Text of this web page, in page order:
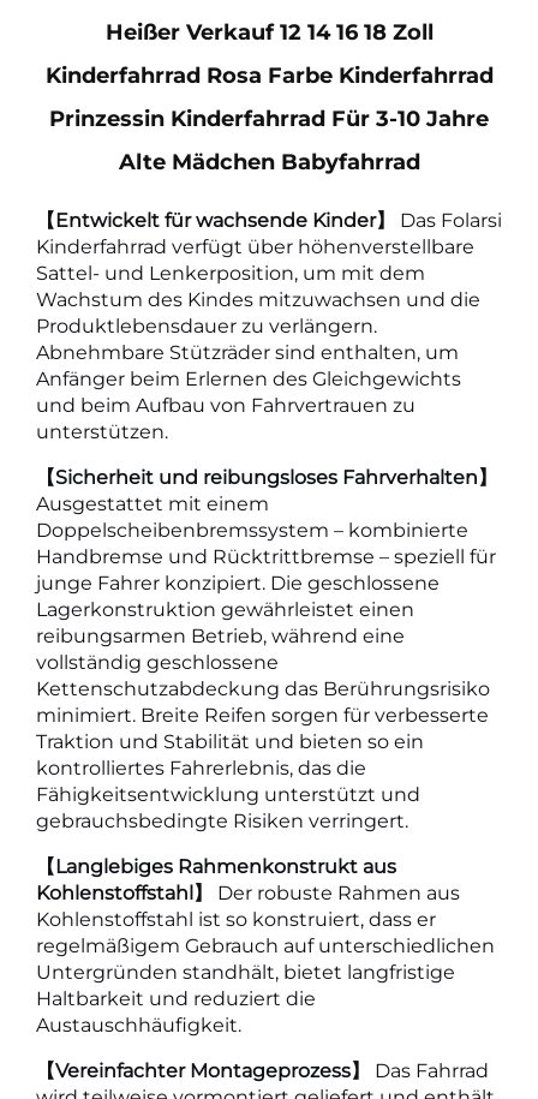
Heißer Verkauf 12 14 16 18 Zoll
Kinderfahrrad Rosa Farbe Kinderfahrrad
Prinzessin Kinderfahrrad Für 3-10 Jahre
Alte Mädchen Babyfahrrad
【Entwickelt für wachsende Kinder】 Das Folarsi
Kinderfahrrad verfügt über höhenverstellbare
Sattel- und Lenkerposition, um mit dem
Wachstum des Kindes mitzuwachsen und die
Produktlebensdauer zu verlängern.
Abnehmbare Stützräder sind enthalten, um
Anfänger beim Erlernen des Gleichgewichts
und beim Aufbau von Fahrvertrauen zu
unterstützen.
【Sicherheit und reibungsloses Fahrverhalten】
Ausgestattet mit einem
Doppelscheibenbremssystem – kombinierte
Handbremse und Rücktrittbremse – speziell für
junge Fahrer konzipiert. Die geschlossene
Lagerkonstruktion gewährleistet einen
reibungsarmen Betrieb, während eine
vollständig geschlossene
Kettenschutzabdeckung das Berührungsrisiko
minimiert. Breite Reifen sorgen für verbesserte
Traktion und Stabilität und bieten so ein
kontrolliertes Fahrerlebnis, das die
Fähigkeitsentwicklung unterstützt und
gebrauchsbedingte Risiken verringert.
【Langlebiges Rahmenkonstrukt aus
Kohlenstoffstahl】 Der robuste Rahmen aus
Kohlenstoffstahl ist so konstruiert, dass er
regelmäßigem Gebrauch auf unterschiedlichen
Untergründen standhält, bietet langfristige
Haltbarkeit und reduziert die
Austauschhäufigkeit.
【Vereinfachter Montageprozess】 Das Fahrrad